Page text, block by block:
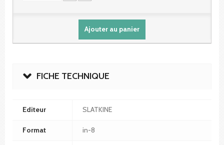
Ajouter au panier
FICHE TECHNIQUE
Editeur SLATKINE
Format in-8